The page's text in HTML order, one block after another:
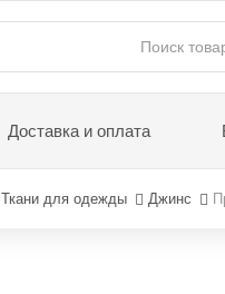
Доставка и оплата
Ткани для одежды Джинс